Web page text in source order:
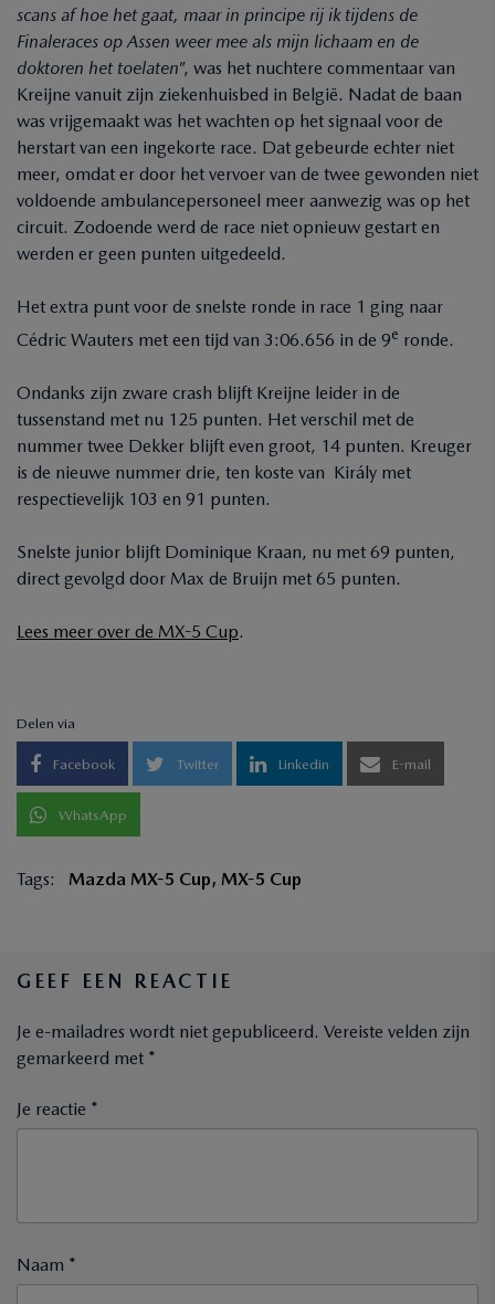
scans af hoe het gaat, maar in principe rij ik tijdens de
Finaleraces op Assen weer mee als mijn lichaam en de
doktoren het toelaten”, was het nuchtere commentaar van
Kreijne vanuit zijn ziekenhuisbed in België. Nadat de baan
was vrijgemaakt was het wachten op het signaal voor de
herstart van een ingekorte race. Dat gebeurde echter niet
meer, omdat er door het vervoer van de twee gewonden niet
voldoende ambulancepersoneel meer aanwezig was op het
circuit. Zodoende werd de race niet opnieuw gestart en
werden er geen punten uitgedeeld.
Het extra punt voor de snelste ronde in race 1 ging naar
Cédric Wauters met een tijd van 3:06.656 in de 9e ronde.
Ondanks zijn zware crash blijft Kreijne leider in de
tussenstand met nu 125 punten. Het verschil met de
nummer twee Dekker blijft even groot, 14 punten. Kreuger
is de nieuwe nummer drie, ten koste van Király met
respectievelijk 103 en 91 punten.
Snelste junior blijft Dominique Kraan, nu met 69 punten,
direct gevolgd door Max de Bruijn met 65 punten.
Lees meer over de MX-5 Cup.
Delen via
Facebook Twitter Linkedin E-mail
WhatsApp
Tags: Mazda MX-5 Cup, MX-5 Cup
GEEF EEN REACTIE
Je e-mailadres wordt niet gepubliceerd. Vereiste velden zijn
gemarkeerd met *
Je reactie *
Naam *